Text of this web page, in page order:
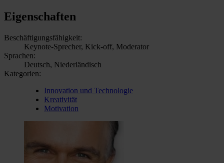
Eigenschaften
Beschäftigungsfähigkeit:
Keynote-Sprecher, Kick-off, Moderator
Sprachen:
Deutsch, Niederländisch
Kategorien:
Innovation und Technologie
Kreativität
Motivation